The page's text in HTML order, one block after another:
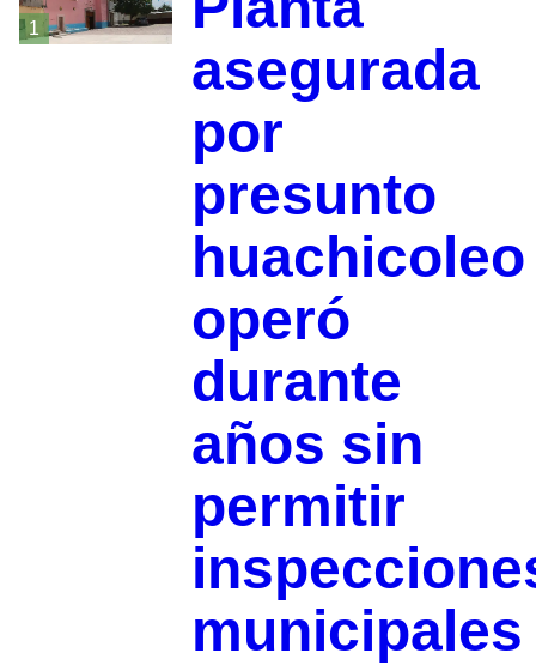
1
asegurada
por
presunto
huachicoleo
operó
durante
años sin
permitir
municipales